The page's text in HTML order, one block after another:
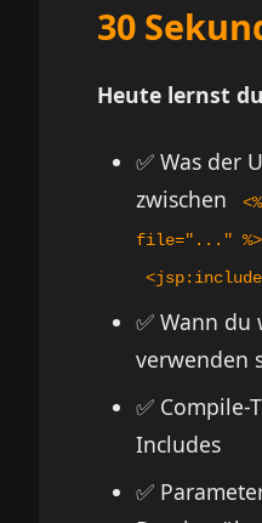
30
Heute lernst
✅ Was der
zwischen
file="..." %>
✅ Wann du
verwenden
✅ Compile-
Includes
✅